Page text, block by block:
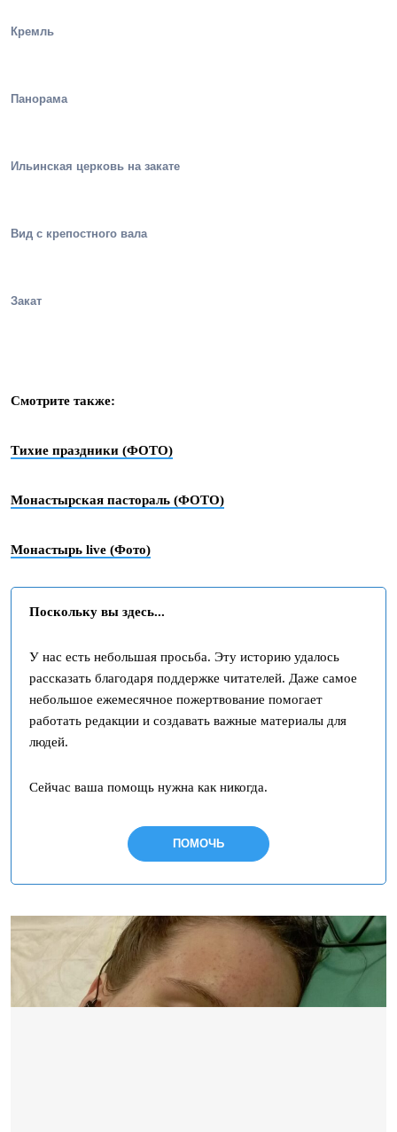
Кремль
Панорама
Ильинская церковь на закате
Вид с крепостного вала
Закат
Смотрите также:
Тихие праздники (ФОТО)
Монастырская пастораль (ФОТО)
Монастырь live (Фото)
Поскольку вы здесь...
У нас есть небольшая просьба. Эту историю удалось
рассказать благодаря поддержке читателей. Даже самое
небольшое ежемесячное пожертвование помогает
работать редакции и создавать важные материалы для
людей.
Сейчас ваша помощь нужна как никогда.
ПОМОЧЬ